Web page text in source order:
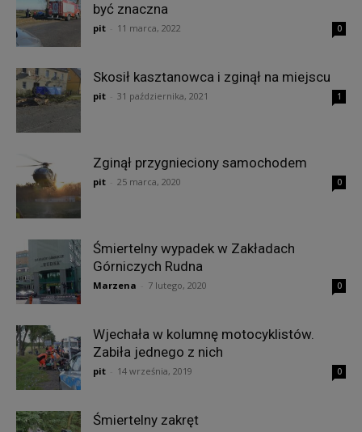
być znaczna
pit 11 marca, 2022 0
Skosił kasztanowca i zginął na miejscu
pit 31 października, 2021 1
Zginął przygnieciony samochodem
pit 25 marca, 2020 0
Śmiertelny wypadek w Zakładach
Górniczych Rudna
Marzena 7 lutego, 2020 0
Wjechała w kolumnę motocyklistów.
Zabiła jednego z nich
pit 14 września, 2019 0
Śmiertelny zakręt